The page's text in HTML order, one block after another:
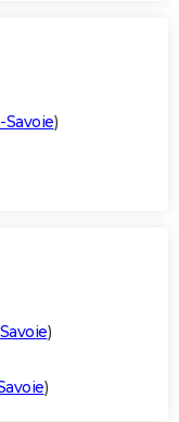
)
)
)